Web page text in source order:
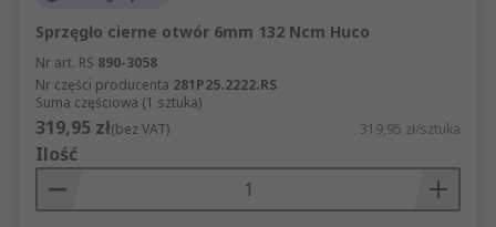
Sprzęgło cierne otwór 6mm 132 Ncm Huco
Nr art. RS 890-3058
Nr części producenta 281P25.2222.RS
Suma częściowa (1 sztuka)
319,95 zł(bez VAT) 319,95 zł/sztuka
Ilość